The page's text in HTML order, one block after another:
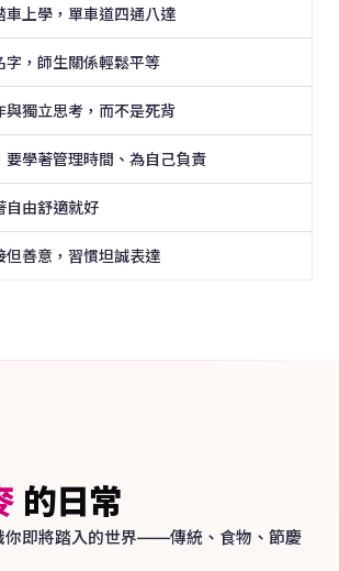
車上學，單車道四通八達
字，師生關係輕鬆平等
與獨立思考，而不是死背
要學著管理時間、為自己負責
自由舒適就好
但善意，習慣坦誠表達
的日常
你即將踏入的世界——傳統、食物、節慶